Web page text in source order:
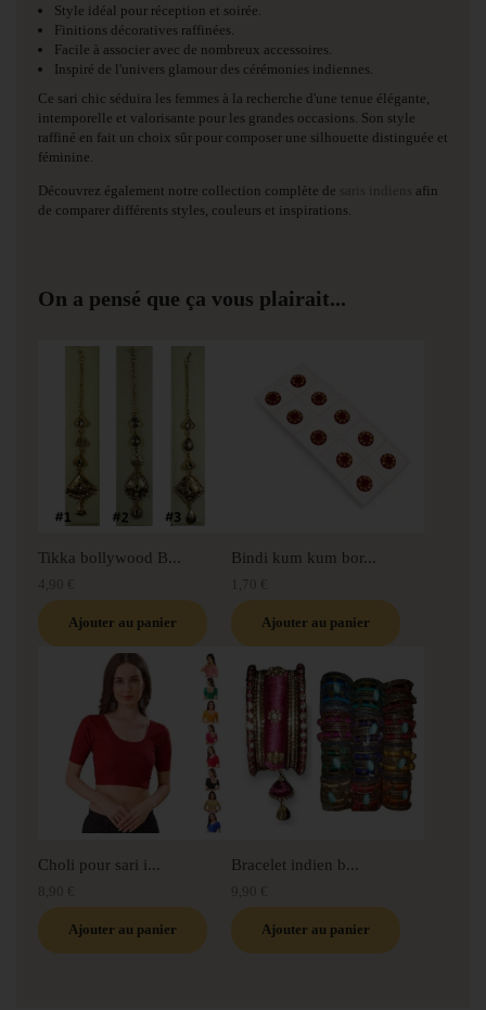
Style idéal pour réception et soirée.
Finitions décoratives raffinées.
Facile à associer avec de nombreux accessoires.
Inspiré de l'univers glamour des cérémonies indiennes.
Ce sari chic séduira les femmes à la recherche d'une tenue élégante,
intemporelle et valorisante pour les grandes occasions. Son style
raffiné en fait un choix sûr pour composer une silhouette distinguée et
féminine.
Découvrez également notre collection complète de saris indiens
afin
de comparer différents styles, couleurs et inspirations.
On a pensé que ça vous plairait...
Tikka bollywood B...
4,90 €
Ajouter au panier
Bindi kum kum bor...
1,70 €
Ajouter au panier
Choli pour sari i...
8,90 €
Ajouter au panier
Bracelet indien b...
9,90 €
Ajouter au panier